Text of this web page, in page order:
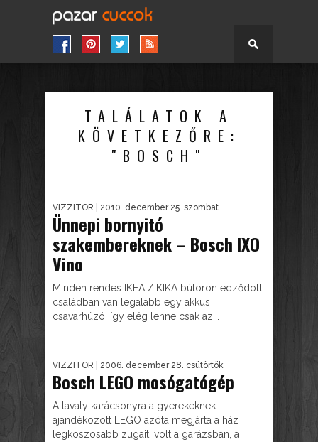
TALÁLATOK A
KÖVETKEZŐRE:
"BOSCH"
VIZZITOR | 2010. december 25. szombat
Ünnepi bornyitó
szakembereknek – Bosch IXO
Vino
Minden rendes IKEA / KIKA bútoron edződött
családban van legalább egy akkus
csavarhúzó, így elég lenne csak az...
VIZZITOR | 2006. december 28. csütörtök
Bosch LEGO mosógatógép
A tavaly karácsonyra a gyerekeknek
ajándékozott LEGO azóta megjárta a ház
legkoszosabb zugait: volt a garázsban, a